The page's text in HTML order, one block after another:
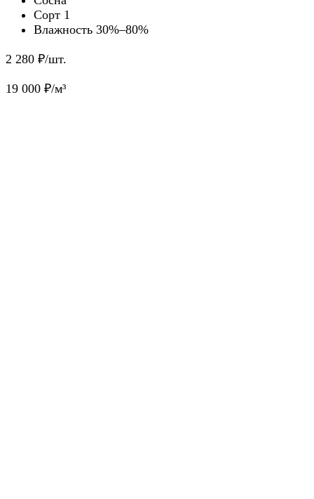
Сорт 1
Влажность 30%–80%
2 280 ₽/шт.
19 000 ₽/м³